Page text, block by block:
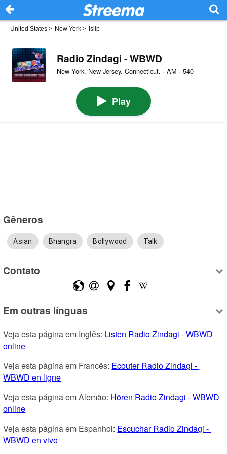
United States > New York > Islip
Radio Zindagi - WBWD
New York. New Jersey. Connecticut. · AM · 540
Play
Gêneros
Asian Bhangra Bollywood Talk
Contato
Em outras línguas
Veja esta página em Inglês: Listen Radio Zindagi - WBWD
online
Veja esta página em Francês: Ecouter Radio Zindagi -
WBWD en ligne
Veja esta página em Alemão: Hören Radio Zindagi - WBWD
online
Veja esta página em Espanhol: Escuchar Radio Zindagi -
WBWD en vivo